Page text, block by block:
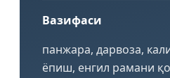
Вазифаси
панжара, дарвоза,
ёпиш, енгил рамани